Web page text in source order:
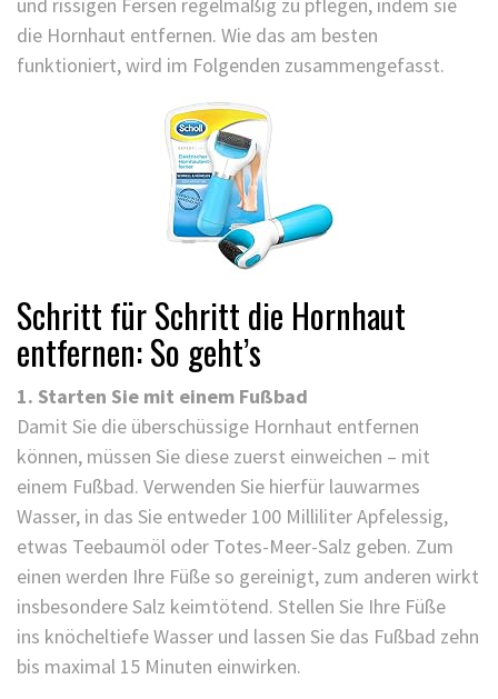
die Hornhaut entfernen. Wie das am besten
funktioniert, wird im Folgenden zusammengefasst.
Schritt für Schritt die Hornhaut
entfernen: So geht’s
1. Starten Sie mit einem Fußbad
Damit Sie die überschüssige Hornhaut entfernen
können, müssen Sie diese zuerst einweichen – mit
einem Fußbad. Verwenden Sie hierfür lauwarmes
Wasser, in das Sie entweder 100 Milliliter Apfelessig,
etwas Teebaumöl oder Totes-Meer-Salz geben. Zum
einen werden Ihre Füße so gereinigt, zum anderen wirkt
insbesondereSalz keimtötend. Stellen Sie Ihre Füße
ins knöcheltiefe Wasser und lassen Sie das Fußbad zehn
bis maximal 15 Minuten einwirken.